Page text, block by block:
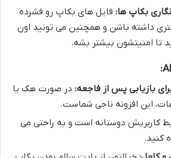
بکاپ ها: فایل های بکاپ رو فشرده
داشته باشن و همچنین می تونید اون
تا امنیتشون بیشتر بشه.
بازیابی پس از فاجعه: در صورت هک یا
این افزونه ناجی شماست.
کاربریش دوستانه است و به راحتی می
کنید.